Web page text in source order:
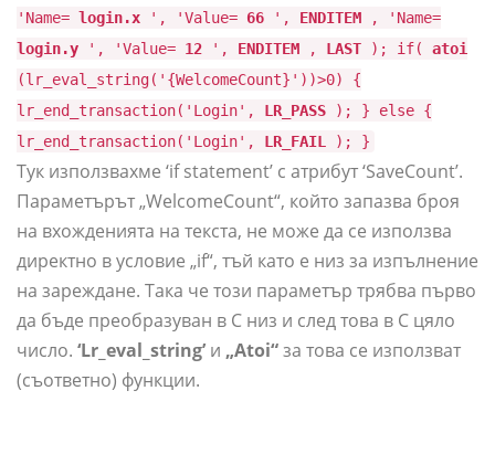
'Name= login.x ', 'Value= 66 ', ENDITEM , 'Name=
login.y ', 'Value= 12 ', ENDITEM , LAST ); if( atoi
(lr_eval_string('{WelcomeCount}'))>0) {
lr_end_transaction('Login', LR_PASS ); } else {
lr_end_transaction('Login', LR_FAIL ); }
Тук използвахме ‘if statement’ с атрибут ‘SaveCount’.
Параметърът „WelcomeCount“, който запазва броя
на вхожденията на текста, не може да се използва
директно в условие „if“, тъй като е низ за изпълнение
на зареждане. Така че този параметър трябва първо
да бъде преобразуван в C низ и след това в C цяло
число. ‘Lr_eval_string’ и „Atoi“за това се използват
(съответно) функции.